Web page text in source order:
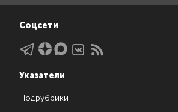
Соцсети
Указатели
Подрубрики